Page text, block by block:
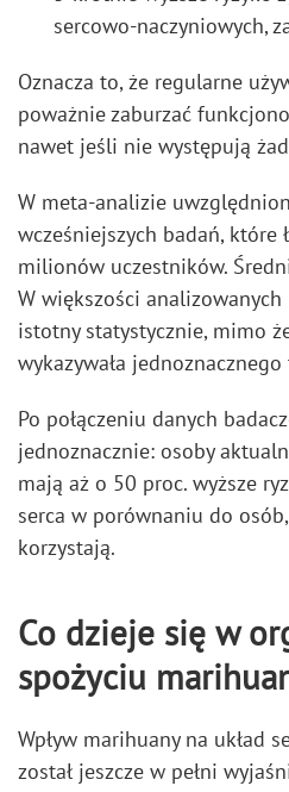
sercowo-naczyniowych,
Oznacza to, że regularne
poważnie zaburzać
nawet jeśli nie występują
W meta-analizie
wcześniejszych badań, które
milionów uczestników.
W większości analizowanych
istotny statystycznie, mimo
wykazywała
Po połączeniu danych
jednoznacznie: osoby
mają aż o 50 proc. wyższe
serca w porównaniu do
korzystają.
Co dzieje się w
spożyciu
Wpływ marihuany na układ
został jeszcze w pełni